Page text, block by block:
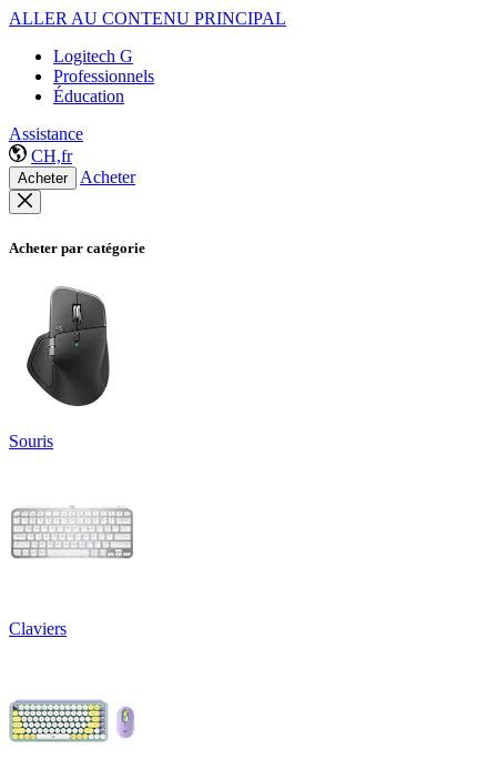
ALLER AU CONTENU PRINCIPAL
Logitech G
Professionnels
Éducation
Assistance
CH,fr
Acheter Acheter
Acheter par catégorie
Souris
Claviers